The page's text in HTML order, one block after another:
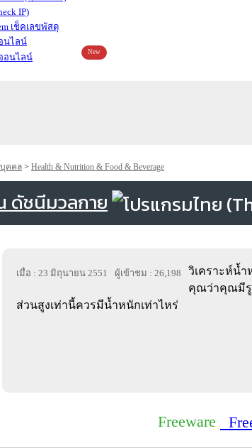
IP)
เช็คเลขพัสดุ
นไลน์
อนไลน์
New
คคล > Health & Nutrition & Food & Beverage
ดัชนีมวลกาย
เมื่อ : 23 มิถุนายน 2551 ผู้เข้าชม : 26,198
วิเคราะห์น้
คุณว่าคุณมีรู
ส่วนสูงเท่านี้ควรมีน้ำหนักเท่าไหร่
Freeware